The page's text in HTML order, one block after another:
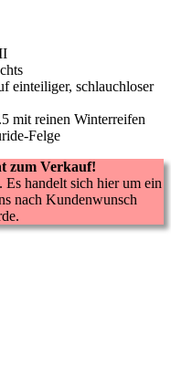
einteiliger, schlauchloser
mit reinen Winterreifen
Felge
zum Verkauf!
handelt sich hier um ein
nach Kundenwunsch